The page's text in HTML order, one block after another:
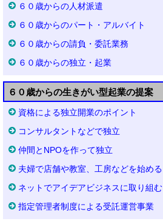
６０歳からの人材派遣
６０歳からのパート・アルバイト
６０歳からの請負・委託業務
６０歳からの独立・起業
６０歳からの生きがい型起業の提案
資格による独立開業のポイント
コンサルタントなどで独立
仲間とNPOを作って独立
夫婦で店舗や教室、工房などを始める
ネットでアイデアビジネスに取り組む
指定管理者制度による受託運営事業